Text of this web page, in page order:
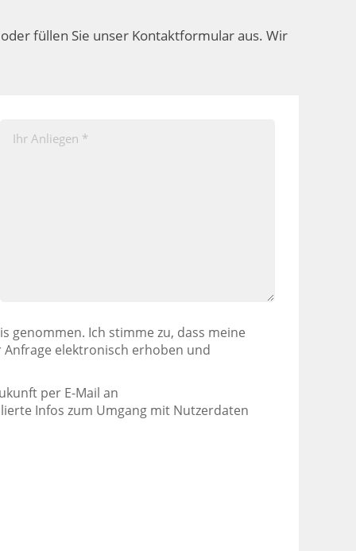
füllen Sie unser Kontaktformular aus. Wir
genommen. Ich stimme zu, dass meine
elektronisch erhoben und
per E-Mail an
Infos zum Umgang mit Nutzerdaten